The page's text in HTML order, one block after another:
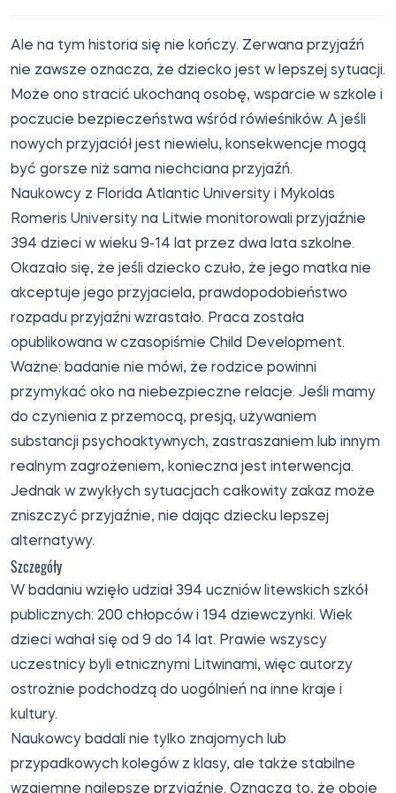
Ale na tym historia się nie kończy. Zerwana przyjaźń
nie zawsze oznacza, że dziecko jest w lepszej sytuacji.
Może ono stracić ukochaną osobę, wsparcie w szkole i
poczucie bezpieczeństwa wśród rówieśników. A jeśli
nowych przyjaciół jest niewielu, konsekwencje mogą
być gorsze niż sama niechciana przyjaźń.
Naukowcy z Florida Atlantic University i Mykolas
Romeris University na Litwie monitorowali przyjaźnie
394 dzieci w wieku 9-14 lat przez dwa lata szkolne.
Okazało się, że jeśli dziecko czuło, że jego matka nie
akceptuje jego przyjaciela, prawdopodobieństwo
rozpadu przyjaźni wzrastało. Praca została
opublikowana w czasopiśmie Child Development.
Ważne: badanie nie mówi, że rodzice powinni
przymykać oko na niebezpieczne relacje. Jeśli mamy
do czynienia z przemocą, presją, używaniem
substancji psychoaktywnych, zastraszaniem lub innym
realnym zagrożeniem, konieczna jest interwencja.
Jednak w zwykłych sytuacjach całkowity zakaz może
zniszczyć przyjaźnie, nie dając dziecku lepszej
alternatywy.
Szczegóły
W badaniu wzięło udział 394 uczniów litewskich szkół
publicznych: 200 chłopców i 194 dziewczynki. Wiek
dzieci wahał się od 9 do 14 lat. Prawie wszyscy
uczestnicy byli etnicznymi Litwinami, więc autorzy
ostrożnie podchodzą do uogólnień na inne kraje i
kultury.
Naukowcy badali nie tylko znajomych lub
przypadkowych kolegów z klasy, ale także stabilne
wzajemne najlepsze przyjaźnie. Oznacza to, że oboje